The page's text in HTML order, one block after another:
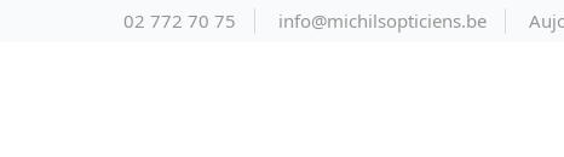
02 772 70 75 info@michilsopticiens.be